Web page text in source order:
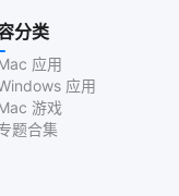
分类
应用
应用
游戏
题合集